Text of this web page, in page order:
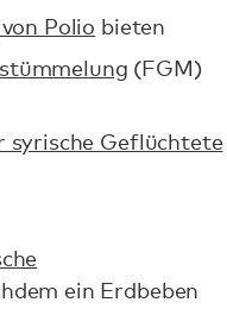
Polio bieten
(FGM)
syrische Geflüchtete
ein Erdbeben